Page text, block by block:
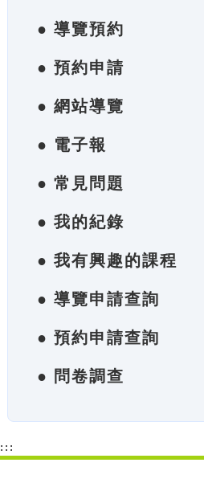
● 導覽預約
● 預約申請
● 網站導覽
● 電子報
● 常見問題
● 我的紀錄
● 我有興趣的課程
● 導覽申請查詢
● 預約申請查詢
● 問卷調查
:::